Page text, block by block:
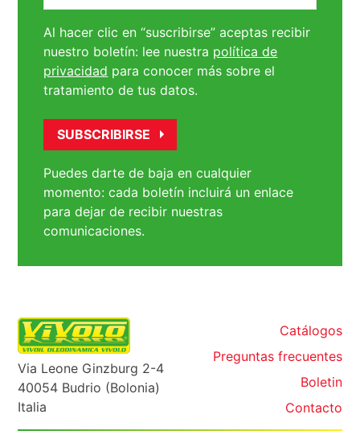
Al hacer clic en “suscribirse” aceptas recibir
nuestro boletín: lee nuestra política de
privacidad para conocer más sobre el
tratamiento de tus datos.
Puedes darte de baja en cualquier
momento: cada boletín incluirá un enlace
para dejar de recibir nuestras
comunicaciones.
Via Leone Ginzburg 2-4
40054 Budrio (Bolonia)
Italia
Catálogos
Preguntas frecuentes
Boletin
Contacto